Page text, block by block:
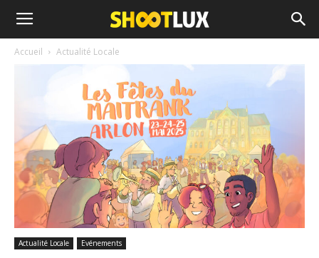
Accueil Actualité Locale
Actualité Locale Evénements